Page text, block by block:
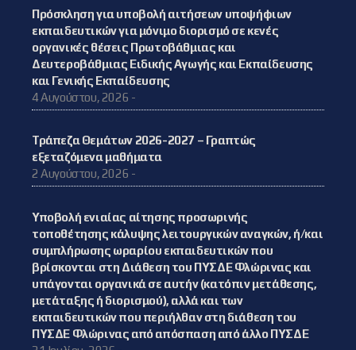
Πρόσκληση για υποβολή αιτήσεων υποψήφιων
εκπαιδευτικών για μόνιμο διορισμό σε κενές
οργανικές θέσεις Πρωτοβάθμιας και
Δευτεροβάθμιας Ειδικής Αγωγής και Εκπαίδευσης
και Γενικής Εκπαίδευσης
4 Αυγούστου, 2026 -
Τράπεζα Θεμάτων 2026-2027 – Γραπτώς
εξεταζόμενα μαθήματα
2 Αυγούστου, 2026 -
Υποβολή ενιαίας αίτησης προσωρινής
τοποθέτησης κάλυψης λειτουργικών αναγκών, ή/και
συμπλήρωσης ωραρίου εκπαιδευτικών που
βρίσκονται στη Διάθεση του ΠΥΣΔΕ Φλώρινας και
υπάγονται οργανικά σε αυτήν (κατόπιν μετάθεσης,
μετάταξης ή διορισμού), αλλά και των
εκπαιδευτικών που περιήλθαν στη διάθεση του
ΠΥΣΔΕ Φλώρινας από απόσπαση από άλλο ΠΥΣΔΕ